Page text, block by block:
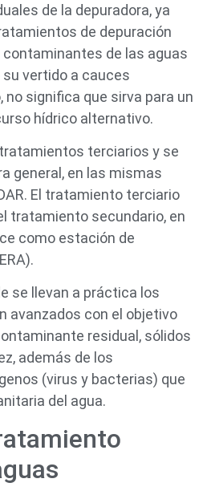
de la depuradora, ya
de depuración
de las aguas
vertido a cauces
no significa que sirva para un
hídrico alternativo.
terciarios y se
general, en las mismas
El tratamiento terciario
tratamiento secundario, en
como estación de
se llevan a práctica los
avanzados con el objetivo
residual, sólidos
además de los
(virus y bacterias) que
del agua.